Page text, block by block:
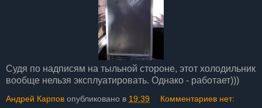
Судя по надписям на тыльной стороне, этот холодильник
вообще нельзя эксплуатировать. Однако - работает)))
Андрей Карпов опубликовано в 19:39 Комментариев нет: